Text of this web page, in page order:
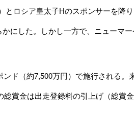
ロシア皇太子Hのスポンサーを降
にした。しかし一方で、ニューマ
ド（約7,500万円）で施行される。
賞金は出走登録料の引上げ（総賞